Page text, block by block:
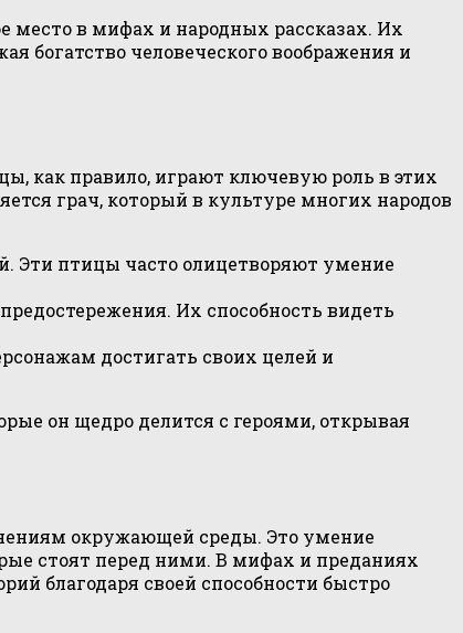
место в мифах и народных рассказах. Их
богатство человеческого воображения и
как правило, играют ключевую роль в этих
грач, который в культуре многих народов
Эти птицы часто олицетворяют умение
Их способность видеть
достигать своих целей и
он щедро делится с героями, открывая
окружающей среды. Это умение
стоят перед ними. В мифах и преданиях
благодаря своей способности быстро